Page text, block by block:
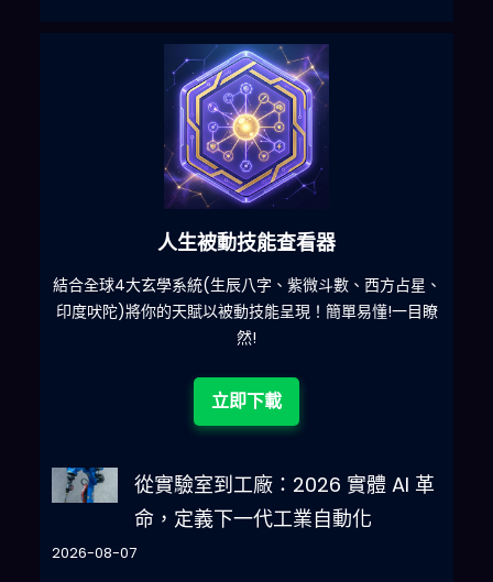
人生被動技能查看器
結合全球4大玄學系統(生辰八字、紫微斗數、西方占星、
印度吠陀)將你的天賦以被動技能呈現！簡單易懂!一目瞭
然!
立即下載
從實驗室到工廠：2026 實體 AI 革
命，定義下一代工業自動化
2026-08-07